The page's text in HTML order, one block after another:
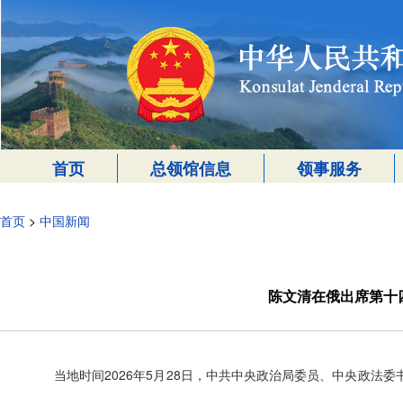
首页 总领馆信息 领事服务
首页 > 中国新闻
陈文清在俄出席第
当地时间2026年5月28日，中共中央政治局委员、中央政法